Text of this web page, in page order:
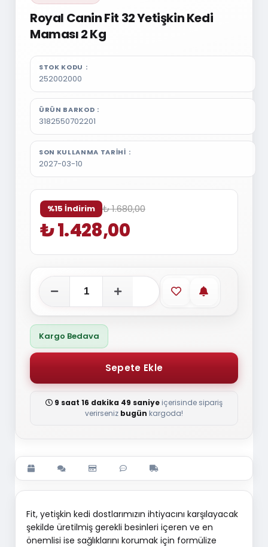
Royal Canin Fit 32 Yetişkin Kedi
Maması 2 Kg
STOK KODU
252002000
ÜRÜN BARKOD
3182550702201
SON KULLANMA TARIHI
2027-03-10
%15 İndirim ₺ 1.680,00
₺ 1.428,00
Favorilere ekle
Stoğa
Kargo Bedava
9 saat 16 dakika 48 saniye içerisinde sipariş
verirseniz bugün kargoda!
Fit, yetişkin kedi dostlarımızın ihtiyacını karşılayacak
şekilde üretilmiş gerekli besinleri içeren ve en
önemlisi ise sağlıklarını korumak için formülize